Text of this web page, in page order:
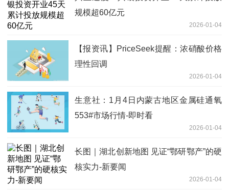
规模超60亿元
2026-01-04
【报资讯】PriceSeek提醒：浓硝酸价格
理性回调
2026-01-04
生意社：1月4日内蒙古地区金属硅通氧
553#市场行情-即时看
2026-01-04
长图｜湖北创新地图 见证“鄂研鄂产”的硬
核实力-新要闻
2026-01-04